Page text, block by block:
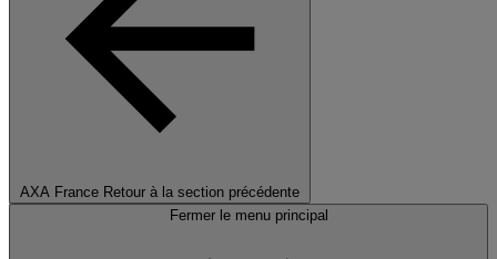
AXA France Retour à la section précédente
Fermer le menu principal